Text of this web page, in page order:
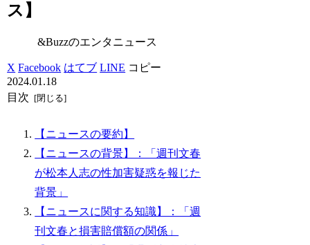
ス】
&Buzzのエンタニュース
X Facebook はてブ LINE コピー
2024.01.18
目次
【ニュースの要約】
【ニュースの背景】：「週刊文春
が松本人志の性加害疑惑を報じた
背景」
【ニュースに関する知識】：「週
刊文春と損害賠償額の関係」